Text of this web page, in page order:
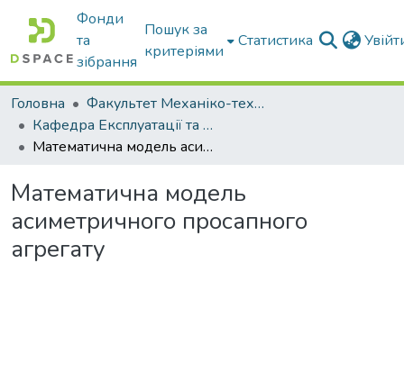
Фонди
та
зібрання
Пошук за
критеріями
Статистика
Головна
Факультет Механіко-технологічний
Кафедра Експлуатації та технічного сервісу машин
Математична модель асиметричного просапного агрегату
Математична модель
асиметричного просапного
агрегату